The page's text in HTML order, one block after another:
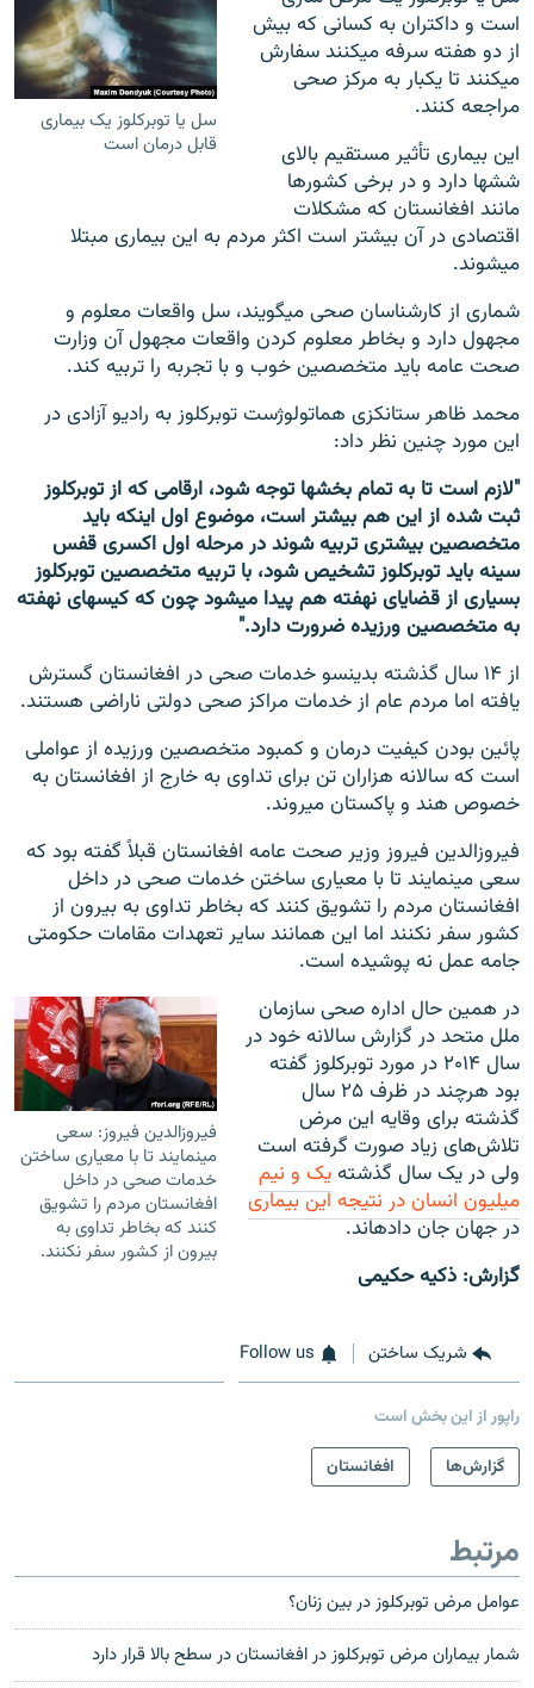
سل یا توبرکلوز یک بیماری
قابل درمان است
است و داکتران به کسانی که بیش
از دو هفته سرفه می‎کنند سفارش
می‎کنند تا یکبار به مرکز صحی
مراجعه کنند.
این بیماری تأثیر مستقیم بالای
شش‎ها دارد و در برخی کشورها
مانند افغانستان که مشکلات
اقتصادی در آن بیشتر است اکثر مردم به این بیماری مبتلا
می‎شوند.
شماری از کارشناسان صحی می‎گویند، سل واقعات معلوم و
مجهول دارد و بخاطر معلوم کردن واقعات مجهول آن وزارت
صحت عامه باید متخصصین خوب و با تجربه را تربیه کند.
محمد ظاهر ستانکزی هماتولوژست توبرکلوز به رادیو آزادی در
این مورد چنین نظر داد:
"لازم است تا به تمام بخش‎ها توجه شود، ارقامی که از توبرکلوز
ثبت شده از این هم بیشتر است، موضوع اول اینکه باید
متخصصین بیشتری تربیه شوند در مرحله اول اکسری قفس
سینه باید توبرکلوز تشخیص شود، با تربیه متخصصین توبرکلوز
بسیاری از قضایای نهفته هم پیدا می‎شود چون که کیس‎های نهفته
به متخصصین ورزیده ضرورت دارد."
از ۱۴ سال گذشته بدینسو خدمات صحی در افغانستان گسترش
یافته اما مردم عام از خدمات مراکز صحی دولتی ناراضی هستند.
پائین بودن کیفیت درمان و کمبود متخصصین ورزیده از عواملی
است که سالانه هزاران تن برای تداوی به خارج از افغانستان به
خصوص هند و پاکستان می‎روند.
فیروزالدین فیروز وزیر صحت عامه افغانستان قبلاً گفته بود که
سعی می‎نمایند تا با معیاری ساختن خدمات صحی در داخل
افغانستان مردم را تشویق کنند که بخاطر تداوی به بیرون از
کشور سفر نکنند اما این همانند سایر تعهدات مقامات حکومتی
جامه عمل نه پوشیده است.
فیروزالدین فیروز: سعی
می‎نمایند تا با معیاری ساختن
خدمات صحی در داخل
افغانستان مردم را تشویق
کنند که بخاطر تداوی به
بیرون از کشور سفر نکنند.
در همین حال اداره صحی سازمان
ملل متحد در گزارش سالانه خود در
سال ۲۰۱۴ در مورد توبرکلوز گفته
بود هرچند در ظرف ۲۵ سال
گذشته برای وقایه این مرض
تلاش‌های زیاد صورت گرفته است
ولی در یک سال گذشتهیک و نیم
میلیون انسان در نتیجه این بیماری
در جهان جان داده‎اند.
گزارش: ذکیه حکیمی
شریک ساختن Follow us
راپور از این بخش است
گزارش‌ها
افغانستان
مرتبط
عوامل مرض توبرکلوز در بین زنان؟
شمار بیماران مرض توبرکلوز در افغانستان در سطح بالا قرار دارد